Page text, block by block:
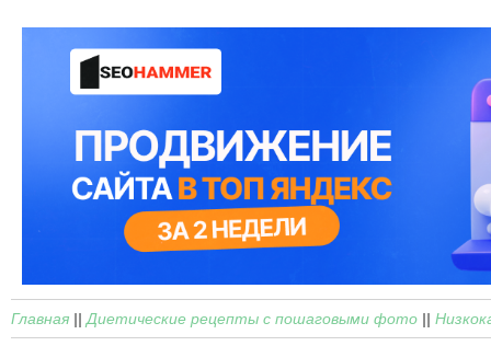
Главная || Диетические рецепты с пошаговыми фото ||